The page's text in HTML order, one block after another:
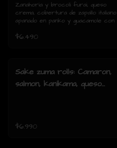
cobertura de zapallo italiano
apanado en panko y
(8 piezas)
Zanahoria y brocoli furai, queso
crema, cobertura de zapallo italiano
apanado en panko y guacamole con
$6.490
Sake zuma rolls: Camaron,
salmon, kanikama, queso
$6.990